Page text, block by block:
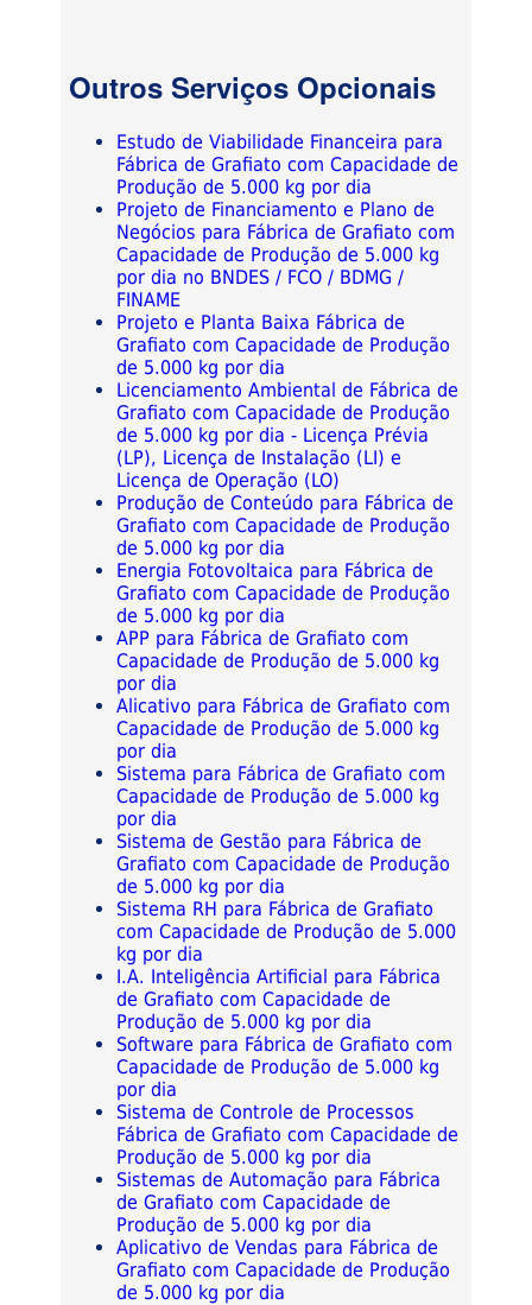
Outros Serviços Opcionais
Estudo de Viabilidade Financeira para
Fábrica de Grafiato com Capacidade de
Produção de 5.000 kg por dia
Projeto de Financiamento e Plano de
Negócios para Fábrica de Grafiato com
Capacidade de Produção de 5.000 kg
por dia no BNDES / FCO / BDMG /
FINAME
Projeto e Planta Baixa Fábrica de
Grafiato com Capacidade de Produção
de 5.000 kg por dia
Licenciamento Ambiental de Fábrica de
Grafiato com Capacidade de Produção
de 5.000 kg por dia - Licença Prévia
(LP), Licença de Instalação (LI) e
Licença de Operação (LO)
Produção de Conteúdo para Fábrica de
Grafiato com Capacidade de Produção
de 5.000 kg por dia
Energia Fotovoltaica para Fábrica de
Grafiato com Capacidade de Produção
de 5.000 kg por dia
APP para Fábrica de Grafiato com
Capacidade de Produção de 5.000 kg
por dia
Alicativo para Fábrica de Grafiato com
Capacidade de Produção de 5.000 kg
por dia
Sistema para Fábrica de Grafiato com
Capacidade de Produção de 5.000 kg
por dia
Sistema de Gestão para Fábrica de
Grafiato com Capacidade de Produção
de 5.000 kg por dia
Sistema RH para Fábrica de Grafiato
com Capacidade de Produção de 5.000
kg por dia
I.A. Inteligência Artificial para Fábrica
de Grafiato com Capacidade de
Produção de 5.000 kg por dia
Software para Fábrica de Grafiato com
Capacidade de Produção de 5.000 kg
por dia
Sistema de Controle de Processos
Fábrica de Grafiato com Capacidade de
Produção de 5.000 kg por dia
Sistemas de Automação para Fábrica
de Grafiato com Capacidade de
Produção de 5.000 kg por dia
Aplicativo de Vendas para Fábrica de
Grafiato com Capacidade de Produção
de 5.000 kg por dia